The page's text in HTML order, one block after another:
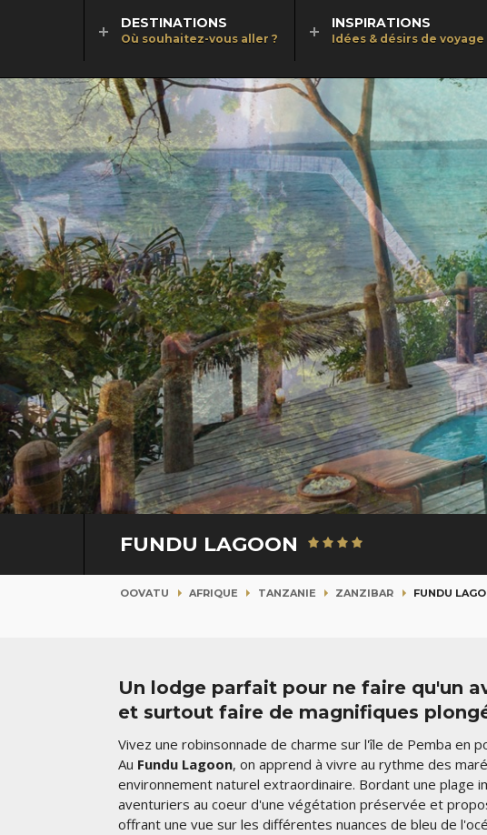
DESTINATIONS
Où souhaitez-vous aller ?
INSPIRATIONS
Idées & désirs de voyage
FUNDU LAGOON
OOVATU AFRIQUE TANZANIE ZANZIBAR FUNDU
Un lodge parfait pour ne faire qu'un
et surtout faire de magnifiques
Vivez une robinsonnade de charme sur l'île de Pemba en
Au Fundu Lagoon, on apprend à vivre au rythme des
environnement naturel extraordinaire. Bordant une plage
aventuriers au coeur d'une végétation préservée et
offrant une vue sur les différentes nuances de bleu de